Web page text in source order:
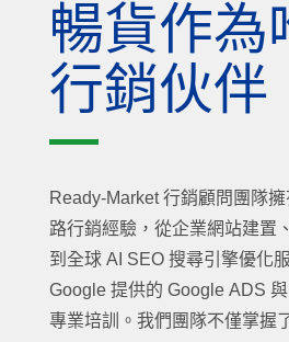
暢貨作為
行銷伙伴
Ready-Market 行銷顧問團隊
路行銷經驗，從企業網站建置
到全球 AI SEO 搜尋引擎優化
Google 提供的 Google ADS
專業培訓。我們團隊不僅掌握